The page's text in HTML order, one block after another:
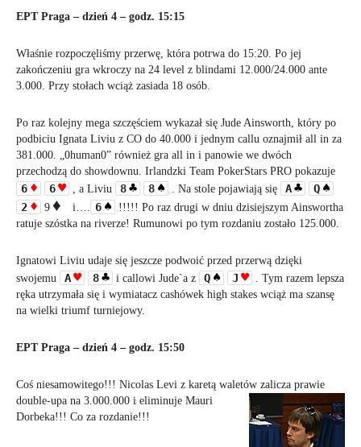
EPT Praga – dzień 4 – godz. 15:15
Właśnie rozpoczęliśmy przerwę, która potrwa do 15:20. Po jej
zakończeniu gra wkroczy na 24 level z blindami 12.000/24.000 ante
3.000. Przy stołach wciąż zasiada 18 osób.
Po raz kolejny mega szczęściem wykazał się Jude Ainsworth, który po
podbiciu Ignata Liviu z CO do 40.000 i jednym callu oznajmił all in za
381.000. „0human0” również gra all in i panowie we dwóch
przechodzą do showdownu. Irlandzki Team PokerStars PRO pokazuje
6 6 , a Liviu 8 8 . Na stole pojawiają się A
Q
2
9 i…. 6
!!!!! Po raz drugi w dniu dzisiejszym Ainswortha
ratuje szóstka na riverze! Rumunowi po tym rozdaniu zostało 125.000.
Ignatowi Liviu udaje się jeszcze podwoić przed przerwą dzięki
swojemu
A 8 i callowi Jude`a z Q J
. Tym razem lepsza
ręka utrzymała się i wymiatacz cashówek high stakes wciąż ma szansę
na wielki triumf turniejowy.
EPT Praga – dzień 4 – godz. 15:50
Coś niesamowitego!!! Nicolas Levi z karetą waletów zalicza prawie
double-upa na 3.000.000 i eliminuje Mauri
Dorbeka!!! Co za rozdanie!!!